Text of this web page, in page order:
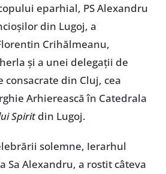
eparhial, PS Alexandru
din Lugoj, a
Crihălmeanu,
și a unei delegații de
consacrate din Cluj, cea
Arhierească în Catedrala
Spiritdin Lugoj.
solemne, Ierarhul
Sa Alexandru, a rostit câteva